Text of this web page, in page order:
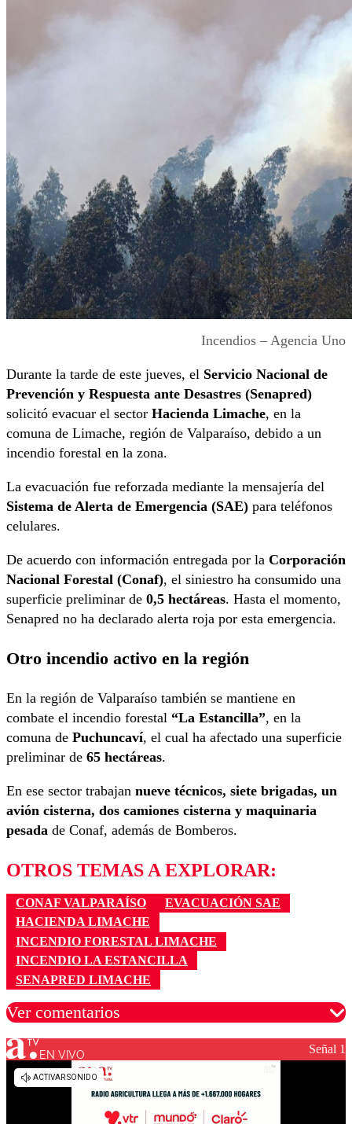
Incendios – Agencia Uno
Durante la tarde de este jueves, el Servicio Nacional de
Prevención y Respuesta ante Desastres (Senapred)
solicitó evacuar el sector Hacienda Limache, en la
comuna de Limache, región de Valparaíso, debido a un
incendio forestal en la zona.
La evacuación fue reforzada mediante la mensajería del
Sistema de Alerta de Emergencia (SAE) para teléfonos
celulares.
De acuerdo con información entregada por la Corporación
Nacional Forestal (Conaf), el siniestro ha consumido una
superficie preliminar de 0,5 hectáreas. Hasta el momento,
Senapred no ha declarado alerta roja por esta emergencia.
Otro incendio activo en la región
En la región de Valparaíso también se mantiene en
combate el incendio forestal “La Estancilla”, en la
comuna de Puchuncaví, el cual ha afectado una superficie
preliminar de 65 hectáreas.
En ese sector trabajan nueve técnicos, siete brigadas, un
avión cisterna, dos camiones cisterna y maquinaria
pesada de Conaf, además de Bomberos.
OTROS TEMAS A EXPLORAR:
CONAF VALPARAÍSO
EVACUACIÓN SAE
HACIENDA LIMACHE
INCENDIO FORESTAL LIMACHE
INCENDIO LA ESTANCILLA
SENAPRED LIMACHE
Ver comentarios
Los comentarios son moderados para garantizar un
EN VIVO Señal 1